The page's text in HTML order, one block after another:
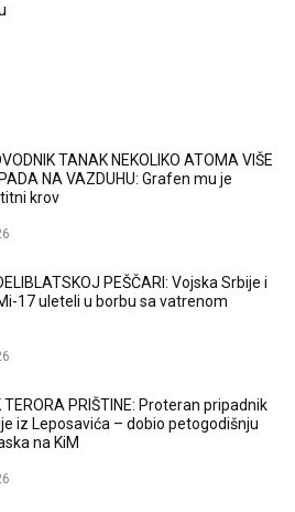
TANAK NEKOLIKO ATOMA VIŠE
NA VAZDUHU: Grafen mu je
krov
PEŠČARI: Vojska Srbije i
17 uleteli u borbu sa vatrenom
TERORA PRIŠTINE: Proteran pripadnik
iz Leposavića – dobio petogodišnju
na KiM